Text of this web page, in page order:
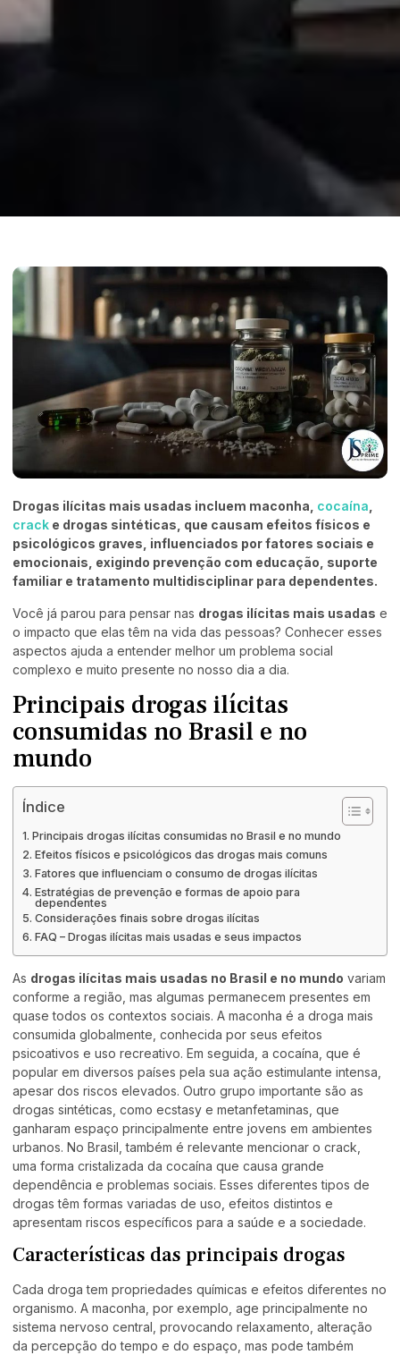
Drogas ilícitas mais usadas incluem maconha, cocaína
crack e drogas sintéticas, que causam efeitos físicos e
psicológicos graves, influenciados por fatores sociais e
emocionais, exigindo prevenção com educação, suporte
familiar e tratamento multidisciplinar para dependentes.
Você já parou para pensar nas drogas ilícitas mais usadas e
o impacto que elas têm na vida das pessoas? Conhecer esses
aspectos ajuda a entender melhor um problema social
complexo e muito presente no nosso dia a dia.
Principais drogas ilícitas
consumidas no Brasil e no
mundo
Índice
Principais drogas ilícitas consumidas no Brasil e no mundo
Efeitos físicos e psicológicos das drogas mais comuns
Fatores que influenciam o consumo de drogas ilícitas
Estratégias de prevenção e formas de apoio para
dependentes
Considerações finais sobre drogas ilícitas
FAQ – Drogas ilícitas mais usadas e seus impactos
As drogas ilícitas mais usadas no Brasil e no mundo variam
conforme a região, mas algumas permanecem presentes em
quase todos os contextos sociais. A maconha é a droga mais
consumida globalmente, conhecida por seus efeitos
psicoativos e uso recreativo. Em seguida, a cocaína, que é
popular em diversos países pela sua ação estimulante intensa,
apesar dos riscos elevados. Outro grupo importante são as
drogas sintéticas, como ecstasy e metanfetaminas, que
ganharam espaço principalmente entre jovens em ambientes
urbanos. No Brasil, também é relevante mencionar o crack,
uma forma cristalizada da cocaína que causa grande
dependência e problemas sociais. Esses diferentes tipos de
drogas têm formas variadas de uso, efeitos distintos e
apresentam riscos específicos para a saúde e a sociedade.
Características das principais drogas
Cada droga tem propriedades químicas e efeitos diferentes no
organismo. A maconha, por exemplo, age principalmente no
sistema nervoso central, provocando relaxamento, alteração
da percepção do tempo e do espaço, mas pode também